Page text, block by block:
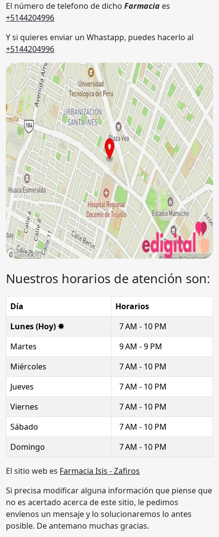
El número de telefono de dicho Farmacia es
+5144204996
Y si quieres enviar un Whastapp, puedes hacerlo al
+5144204996
Nuestros horarios de atención son:
Día
Horarios
Lunes (Hoy) ✸
7 AM - 10 PM
Martes
9 AM - 9 PM
Miércoles
7 AM - 10 PM
Jueves
7 AM - 10 PM
Viernes
7 AM - 10 PM
Sábado
7 AM - 10 PM
Domingo
7 AM - 10 PM
El sitio web es Farmacia Isis - Zafiros
Si precisa modificar alguna información que piense que
no es acertado acerca de este sitio, le pedimos
envíenos un mensaje y lo solucionaremos lo antes
posible. De antemano muchas gracias.